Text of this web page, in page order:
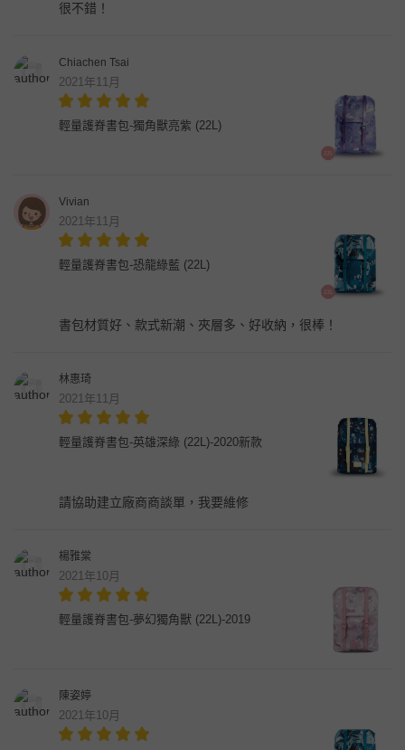
很不錯！
Chiachen Tsai
2021年11月
輕量護脊書包-獨角獸亮紫 (22L)
Vivian
2021年11月
輕量護脊書包-恐龍綠藍 (22L)
書包材質好、款式新潮、夾層多、好收納，很棒！
林惠琦
2021年11月
輕量護脊書包-英雄深綠 (22L)-2020新款
請協助建立廠商商談單，我要維修
楊雅棠
2021年10月
輕量護脊書包-夢幻獨角獸 (22L)-2019
陳姿婷
2021年10月